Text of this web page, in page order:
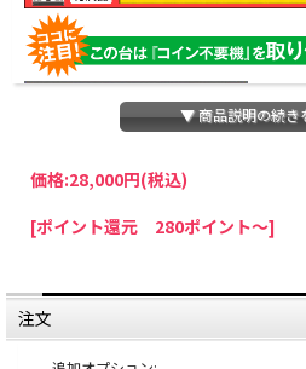
パチスロわっしょいでは、全ての台に「コイ
せていただいております。コイン不要機をご
ていただきましたら、ご注文価格より2000円
※在庫切れの台でも入荷している場合がありま
わせ下さい。
▼ 商品説明の続
価格:28,000円(税込)
[ポイント還元 280ポイント～]
注文